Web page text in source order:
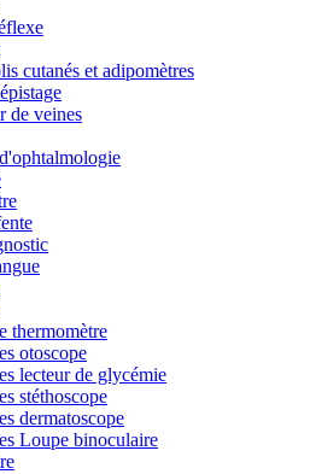
cutanés et adipomètres
de veines
thermomètre
otoscope
lecteur de glycémie
stéthoscope
dermatoscope
Loupe binoculaire